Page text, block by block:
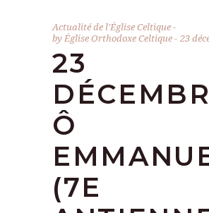
Actualité de l'Église Celtique
by Église Orthodoxe Celtique 23
23
Ô
(7E